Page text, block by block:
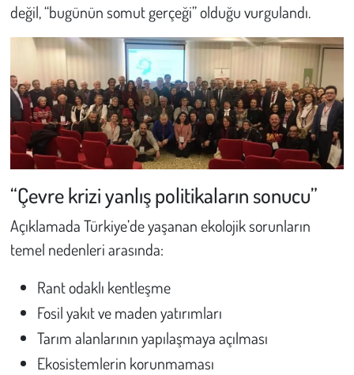
değil, “bugünün somut gerçeği” olduğu vurgulandı.
“Çevre krizi yanlış politikaların sonucu”
Açıklamada Türkiye’de yaşanan ekolojik sorunların
temel nedenleri arasında:
Rant odaklı kentleşme
Fosil yakıt ve maden yatırımları
Tarım alanlarının yapılaşmaya açılması
Ekosistemlerin korunmaması
Tarım
Son Dakika
Kent
Eğlence